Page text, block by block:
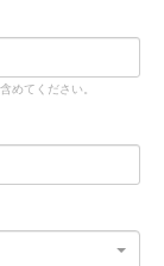
めてください。